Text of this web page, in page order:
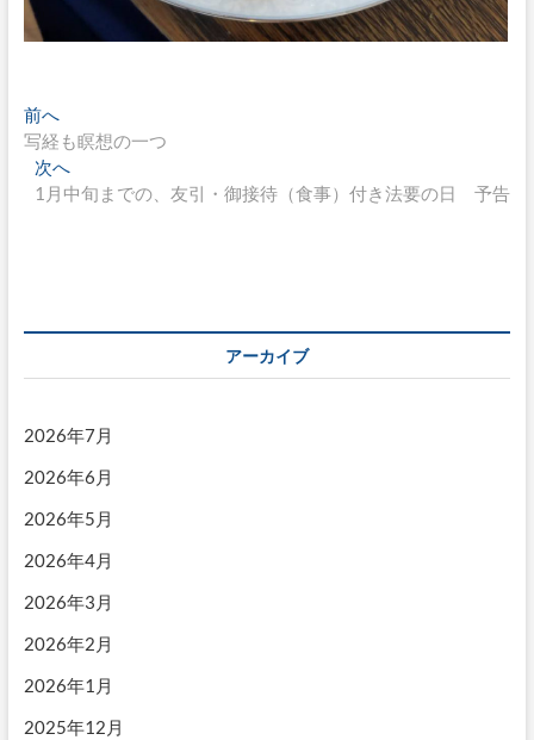
投
稿
ナ
シ
ョ
ン
前へ過
去
の
投
写経も瞑想の一つ
次へ
の
1月中旬までの、友引・御接待（食事）付き法要の日 予告
アーカイブ
2026年7月
2026年6月
2026年5月
2026年4月
2026年3月
2026年2月
2026年1月
2025年12月